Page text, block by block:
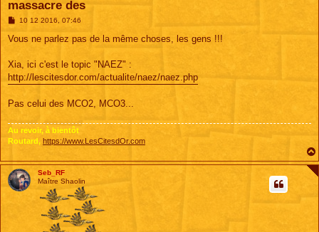
massacre des
M
s
g
10 12 2016, 07:46
Vous ne parlez pas de la même choses, les gens !!!
Xia, ici c'est le topic "NAEZ" :
http://lescitesdor.com/actualite/naez/naez.php
Pas celui des MCO2, MCO3...
Au revoir, à bientôt
Routard, https://www.LesCitesdOr.com
Seb_RF
Maître Shaolin